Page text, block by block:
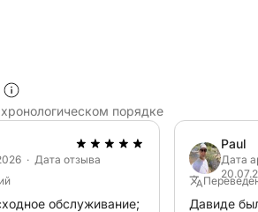
местах, где вы сможете
в бирюзовых водах. Все
напитки на борту
пока мы подадим вам
безалкогольными напитками,
любуясь панорамным видом и
желанию)
порядке
· Дата отзыва
обслуживание;
Paul
Дата
Давиде